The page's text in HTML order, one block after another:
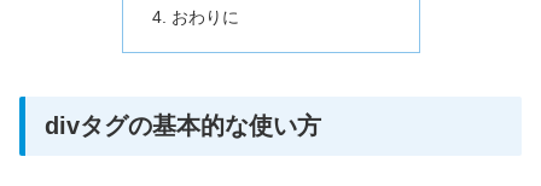
おわりに
divタグの基本的な使い方